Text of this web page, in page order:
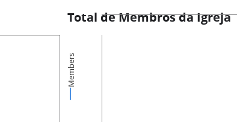
Total de Membros da Igreja
Members